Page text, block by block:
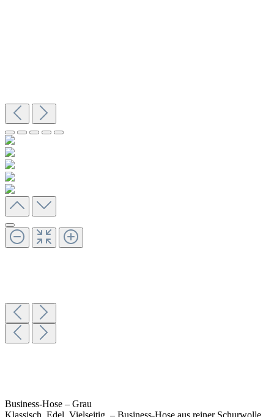
Business-Hose – Grau
Klassisch. Edel. Vielseitig. – Business-Hose aus reiner Schurwolle